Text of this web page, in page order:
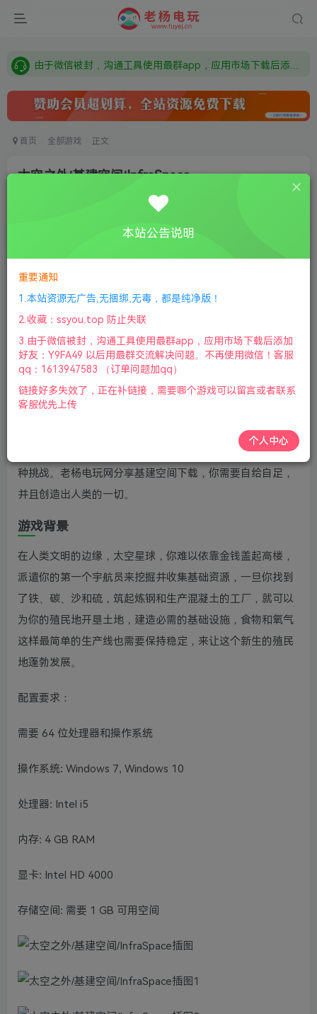
需要什么游戏请联系客服，若链接失效请联系客服，百度网盘边上的激活码也是解压密码
首页 全部游戏 正文
太空之外/基建空间/InfraSpace
①下载安装教程 ②下载安装视频教程 ③ 游戏运行
版本：v1.3.364正式版|容量6GB|官方简体中文|支持键盘.鼠
标|2023年09月25号更新
游戏介绍
《基建空间(InfraSpace)》是一个科幻主题的城市建设模拟
游戏，你要统筹交通，让制造的产品能够去往它们的归宿，
为了在这个恒星系中持续发展，你不仅要开展各种矿物的开
采作业，安排完备的生产线，还要确保你的路网能够承受这
种挑战。老杨电玩网分享基建空间下载，你需要自给自足，
并且创造出人类的一切。
游戏背景
在人类文明的边缘，太空星球，你难以依靠金钱盖起高楼，
派遣你的第一个宇航员来挖掘并收集基础资源，一旦你找到
了铁、碳、沙和硫，筑起炼钢和生产混凝土的工厂，就可以
为你的殖民地开垦土地，建造必需的基础设施，食物和氧气
这样最简单的生产线也需要保持稳定，来让这个新生的殖民
地蓬勃发展。
配置要求：
需要 64 位处理器和操作系统
操作系统: Windows 7, Windows 10
处理器: Intel i5
内存: 4 GB RAM
显卡: Intel HD 4000
存储空间: 需要 1 GB 可用空间
本站公告说明
重要通知
1.本站资源无广告,无捆绑,无毒，都是纯净版！
2.收藏：ssyou.top 防止失联
3.由于微信被封，沟通工具使用最群app，应用市场下载后添加
好友：Y9FA49 以后用最群交流解决问题。不再使用微信！客服
qq：1613947583 （订单问题加qq）
链接好多失效了，正在补链接，需要哪个游戏可以留言或者联系
客服优先上传
个人中心